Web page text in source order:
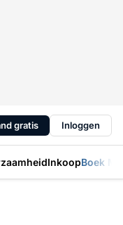
gratis Inloggen
InkoopBoek